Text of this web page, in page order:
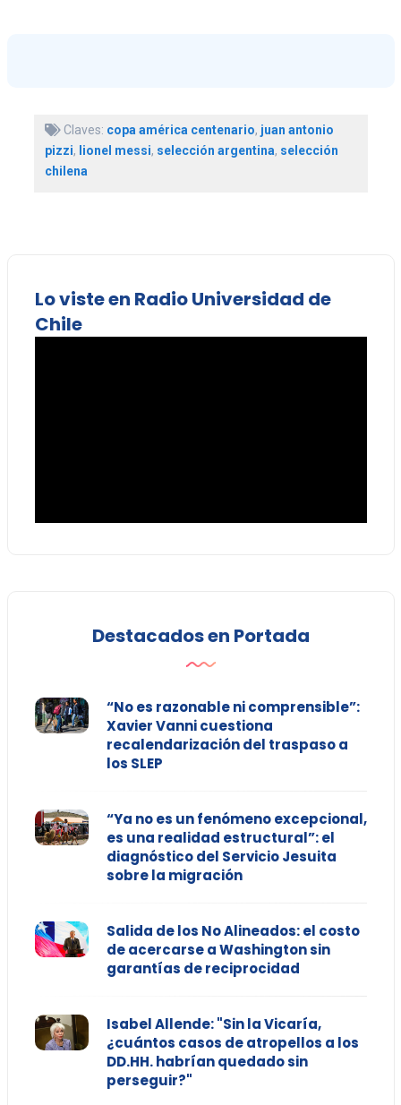
Claves: copa américa centenario, juan antonio
pizzi, lionel messi, selección argentina, selección
chilena
Lo viste en Radio Universidad de
Chile
Destacados en Portada
“No es razonable ni comprensible”:
Xavier Vanni cuestiona
recalendarización del traspaso a
los SLEP
“Ya no es un fenómeno excepcional,
es una realidad estructural”: el
diagnóstico del Servicio Jesuita
sobre la migración
Salida de los No Alineados: el costo
de acercarse a Washington sin
garantías de reciprocidad
Isabel Allende: "Sin la Vicaría,
¿cuántos casos de atropellos a los
DD.HH. habrían quedado sin
perseguir?"